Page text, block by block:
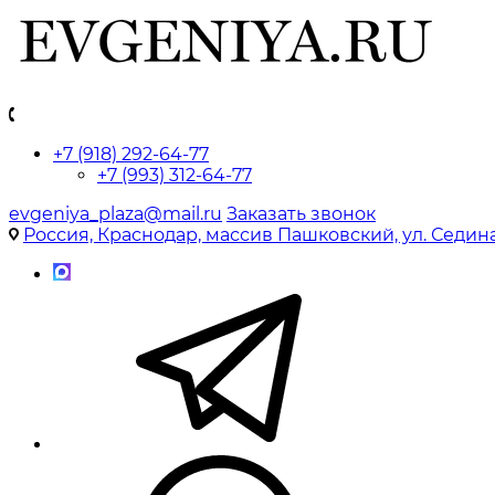
+7 (918) 292-64-77
+7 (993) 312-64-77
evgeniya_plaza@mail.ru Заказать звонок
Россия, Краснодар, массив Пашковский, ул.